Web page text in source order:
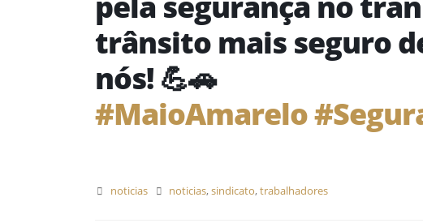
trânsito mais seguro
nós! 💪🚗
#MaioAmarelo
noticias noticias,sindicato,trabalhadores